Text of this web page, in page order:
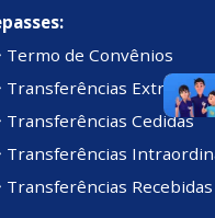
Termo de Convênios
Transferências
Transferências Cedidas
Transferências
Transferências Recebidas